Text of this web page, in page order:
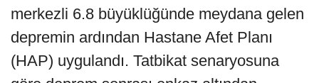
merkezli 6.8 büyüklüğünde meydana gelen
depremin ardından Hastane Afet Planı
(HAP) uygulandı. Tatbikat senaryosuna